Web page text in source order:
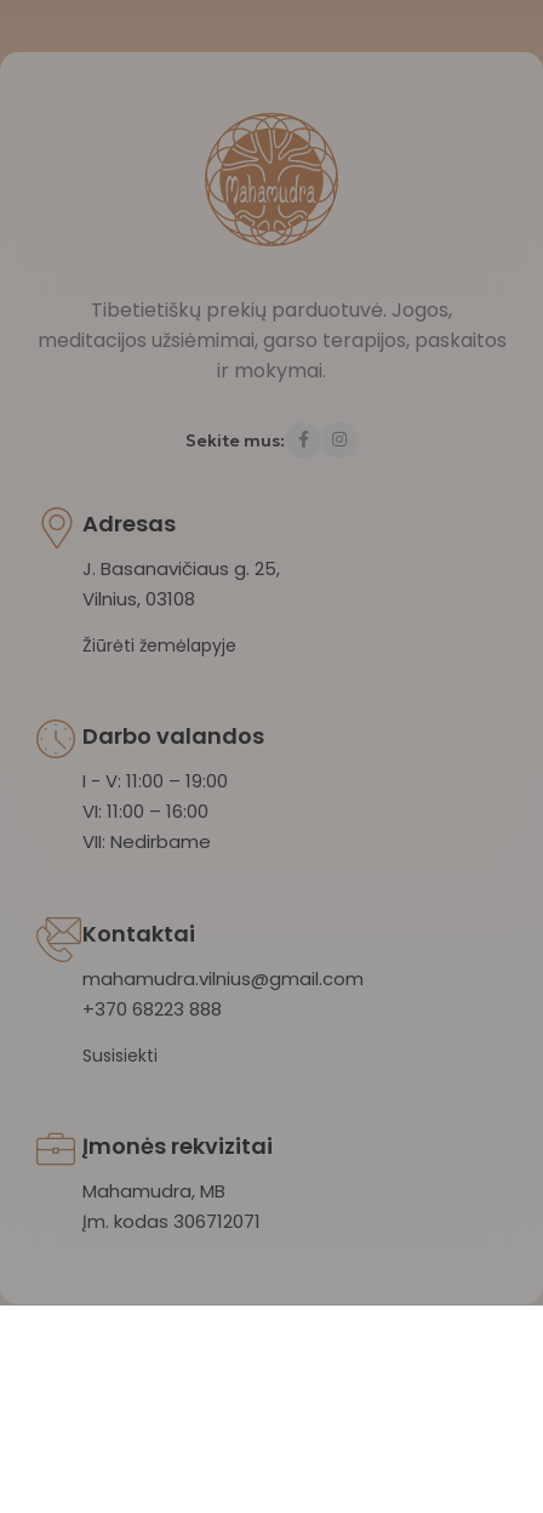
Tibetietiškų prekių parduotuvė. Jogos,
meditacijos užsiėmimai, garso terapijos, paskaitos
ir mokymai.
Sekite mus:
Adresas
J. Basanavičiaus g. 25,
Vilnius, 03108
Žiūrėti žemėlapyje
Darbo valandos
I - V: 11:00 – 19:00
VI: 11:00 – 16:00
VII: Nedirbame
Kontaktai
mahamudra.vilnius@gmail.com
+370 68223 888
Susisiekti
Įmonės rekvizitai
Mahamudra, MB
Įm. kodas 306712071